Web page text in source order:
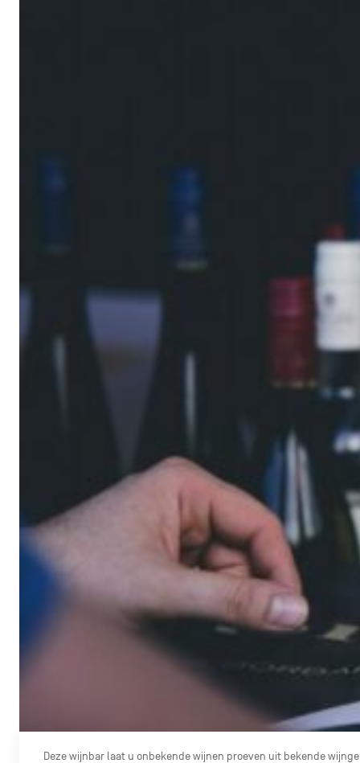
Deze wijnbar laat u onbekende wijnen proeven uit bekende